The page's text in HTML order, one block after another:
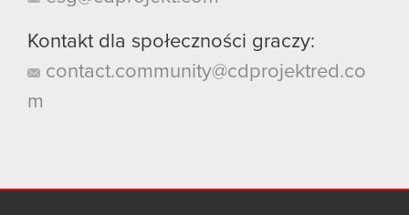
Kontakt dla społeczności graczy:
contact.community@cdprojektred.co
m